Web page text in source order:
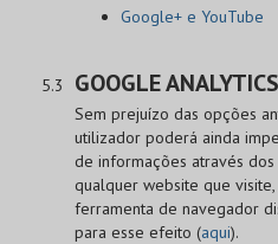
Google+ e YouTube
GOOGLE ANALYTICS
Sem prejuízo das opções
utilizador poderá ainda
de informações através
qualquer website que
ferramenta de navegador
para esse efeito (aqui).